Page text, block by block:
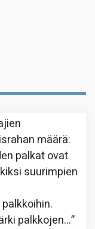
määrä:
palkat ovat
suurimpien
palkkojen…”